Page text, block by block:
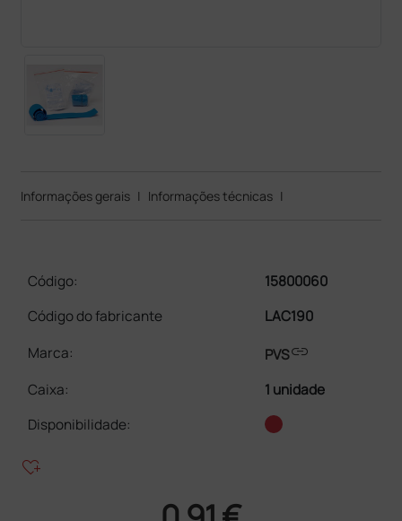
Informações gerais | Informações técnicas |
Código:
15800060
Código do fabricante
LAC190
Marca:
PVSlink
Caixa:
1 unidade
Disponibilidade:
heart_plus